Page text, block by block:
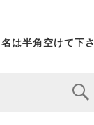
は半角空けて下さ